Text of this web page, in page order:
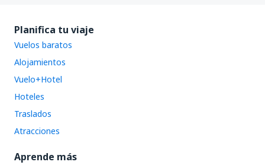
Planifica tu viaje
Vuelos baratos
Alojamientos
Vuelo+Hotel
Hoteles
Traslados
Atracciones
Aprende más